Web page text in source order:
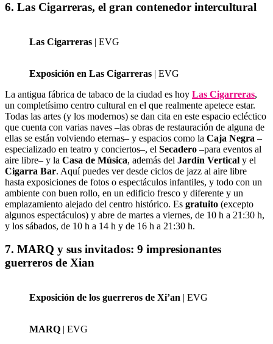
6. Las Cigarreras, el gran contenedor intercultural
Las Cigarreras | EVG
Exposición en Las Cigarreras | EVG
La antigua fábrica de tabaco de la ciudad es hoy Las Cigarreras,
un completísimo centro cultural en el que realmente apetece estar.
Todas las artes (y los modernos) se dan cita en este espacio ecléctico
que cuenta con varias naves –las obras de restauración de alguna de
ellas se están volviendo eternas– y espacios como la Caja Negra –
especializado en teatro y conciertos–, el Secadero –para eventos al
aire libre– y la Casa de Música, además del Jardín Vertical y el
Cigarra Bar. Aquí puedes ver desde ciclos de jazz al aire libre
hasta exposiciones de fotos o espectáculos infantiles, y todo con un
ambiente con buen rollo, en un edificio fresco y diferente y un
emplazamiento alejado del centro histórico. Es gratuito (excepto
algunos espectáculos) y abre de martes a viernes, de 10 h a 21:30 h,
y los sábados, de 10 h a 14 h y de 16 h a 21:30 h.
7. MARQ y sus invitados: 9 impresionantes
guerreros de Xian
Exposición de los guerreros de Xi’an | EVG
MARQ | EVG